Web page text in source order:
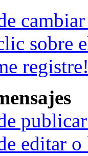
sobre
editar